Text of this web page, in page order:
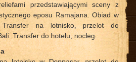
przedstawiającymi sceny z
eposu Ramajana. Obiad w
Transfer na lotnisko, przelot do
Transfer do hotelu, nocleg.